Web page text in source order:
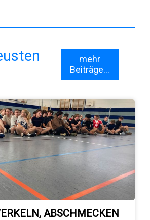
mehr
Beiträge...
ABSCHMECKEN